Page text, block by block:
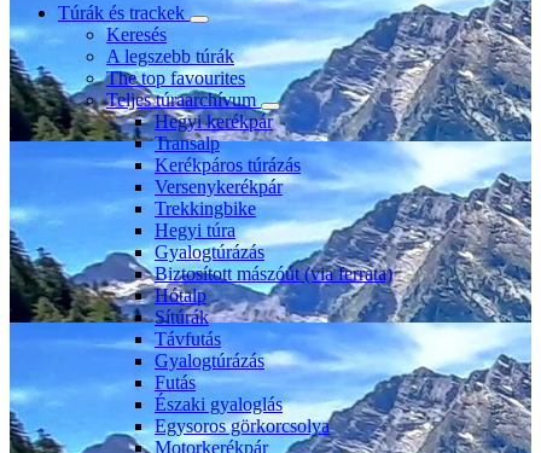
Túrák és trackek
Keresés
A legszebb túrák
The top favourites
Teljes túraarchívum
Hegyi kerékpár
Transalp
Kerékpáros túrázás
Versenykerékpár
Trekkingbike
Hegyi túra
Gyalogtúrázás
Biztosított mászóút (via ferrata)
Hótalp
Sítúrák
Távfutás
Gyalogtúrázás
Futás
Északi gyaloglás
Egysoros görkorcsolya
Motorkerékpár